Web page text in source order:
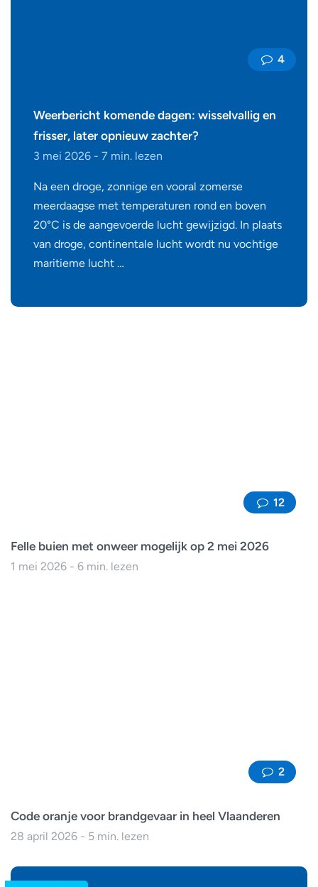
4
Weerbericht komende dagen: wisselvallig en
frisser, later opnieuw zachter?
3 mei 2026 - 7 min. lezen
Na een droge, zonnige en vooral zomerse
meerdaagse met temperaturen rond en boven
20°C is de aangevoerde lucht gewijzigd. In plaats
van droge, continentale lucht wordt nu vochtige
maritieme lucht …
12
Felle buien met onweer mogelijk op 2 mei 2026
1 mei 2026 - 6 min. lezen
2
Code oranje voor brandgevaar in heel Vlaanderen
28 april 2026 - 5 min. lezen